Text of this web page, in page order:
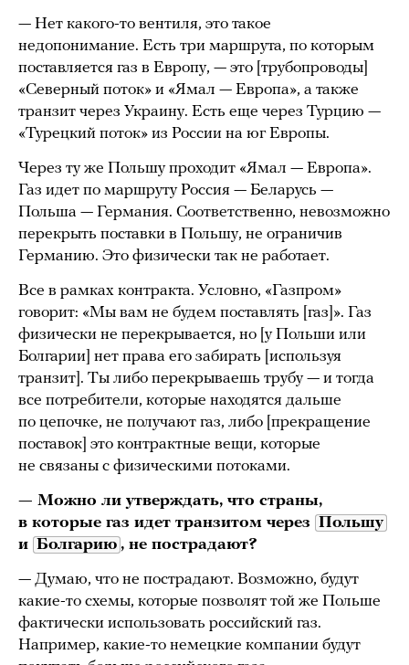
— Нет какого-то вентиля, это такое
недопонимание. Есть три маршрута, по которым
поставляется газ в Европу, — это [трубопроводы]
«Северный поток» и «Ямал — Европа», а также
транзит через Украину. Есть еще через Турцию —
«Турецкий поток» из России на юг Европы.
Через ту же Польшу проходит «Ямал — Европа».
Газ идет по маршруту Россия — Беларусь —
Польша — Германия. Соответственно, невозможно
перекрыть поставки в Польшу, не ограничив
Германию. Это физически так не работает.
Все в рамках контракта. Условно, «Газпром»
говорит: «Мы вам не будем поставлять [газ]». Газ
физически не перекрывается, но [у Польши или
Болгарии] нет права его забирать [используя
транзит]. Ты либо перекрываешь трубу — и тогда
все потребители, которые находятся дальше
по цепочке, не получают газ, либо [прекращение
поставок] это контрактные вещи, которые
не связаны с физическими потоками.
— Можно ли утверждать, что страны,
в которые газ идет транзитом через Польшу
и Болгарию , не пострадают?
— Думаю, что не пострадают. Возможно, будут
какие-то схемы, которые позволят той же Польше
фактически использовать российский газ.
Например, какие-то немецкие компании будут